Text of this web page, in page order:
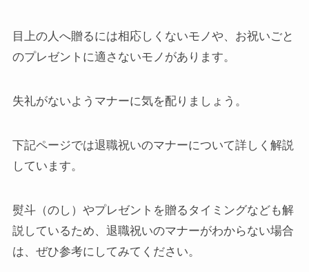
目上の人へ贈るには相応しくないモノや、お祝いごと
のプレゼントに適さないモノがあります。
失礼がないようマナーに気を配りましょう。
下記ページでは退職祝いのマナーについて詳しく解説
しています。
熨斗（のし）やプレゼントを贈るタイミングなども解
説しているため、退職祝いのマナーがわからない場合
は、ぜひ参考にしてみてください。